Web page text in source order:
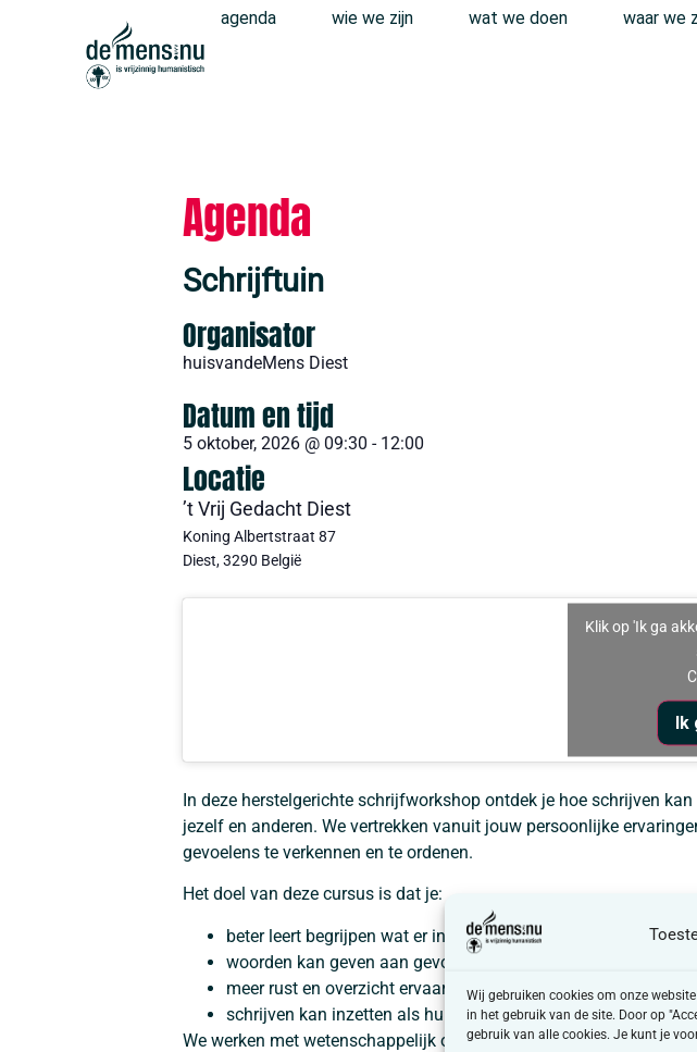
Wij gebruiken cookies om onze
in het gebruik van de site. Door op
gebruik van alle cookies. Je kunt je
agenda wie we zijn wat we doen waar we
Agenda
Schrijftuin
Organisator
huisvandeMens Diest
Datum en tijd
5 oktober, 2026 @ 09:30 - 12:00
Locatie
’t Vrij Gedacht Diest
Koning Albertstraat 87
Diest,3290 België
Klik op 'Ik ga
Ik
In deze herstelgerichte schrijfworkshop ontdek je hoe schrijven
jezelf en anderen. We vertrekken vanuit jouw persoonlijke
gevoelens te verkennen en te ordenen.
Het doel van deze cursus is dat je:
beter leert begrijpen wat er in je omgaat
woorden kan geven aan gevoelens en ervaringen
meer rust en overzicht ervaart in je denken
schrijven kan inzetten als hulpmiddel binnen je eigen
We werken met wetenschappelijk onderbouwde methodieken